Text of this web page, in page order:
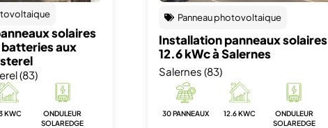
solaires
aux
(83)
KWC
ONDULEUR
SOLAREDGE
Panneau photovoltaique
Installation panneaux solaires
12.6 kWc à Salernes
Salernes (83)
30 PANNEAUX 12.6 KWC
ONDULEUR
SOLAREDGE